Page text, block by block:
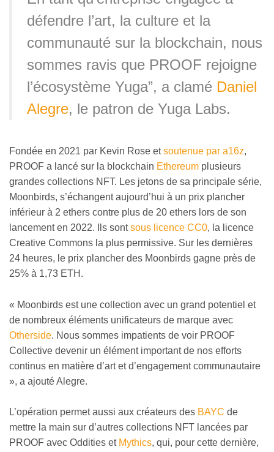
défendre l’art, la culture et la
communauté sur la blockchain, nous
sommes ravis que PROOF rejoigne
l’écosystème Yuga”, a clamé Daniel
Alegre, le patron de Yuga Labs.
Fondée en 2021 par Kevin Rose etsoutenue par a16z,
PROOF a lancé sur la blockchain Ethereum plusieurs
grandes collections NFT. Les jetons de sa principale série,
Moonbirds, s’échangent aujourd’hui à un prix plancher
inférieur à 2 ethers contre plus de 20 ethers lors de son
lancement en 2022. Ils sontsous licence CC0, la licence
Creative Commons la plus permissive. Sur les dernières
24 heures, le prix plancher des Moonbirds gagne près de
25% à 1,73 ETH.
« Moonbirds est une collection avec un grand potentiel et
de nombreux éléments unificateurs de marque avec
Otherside. Nous sommes impatients de voir PROOF
Collective devenir un élément important de nos efforts
continus en matière d’art et d’engagement communautaire
», a ajouté Alegre.
L’opération permet aussi aux créateurs des BAYC de
mettre la main sur d’autres collections NFT lancées par
PROOF avec Oddities et Mythics, qui, pour cette dernière,